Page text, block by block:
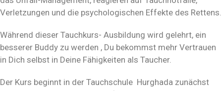
Verletzungen und die psychologischen Effekte des Rettens.
Während dieser Tauchkurs- Ausbildung wird gelehrt, ein
besserer Buddy zu werden , Du bekommst mehr Vertrauen
in Dich selbst in Deine Fähigkeiten als Taucher.
Der Kurs beginnt in der Tauchschule Hurghada zunächst